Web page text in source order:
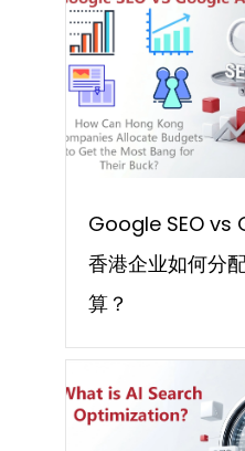
Google SEO vs
香港企业如何分
算？